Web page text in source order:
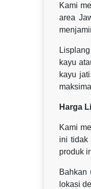
Kami
area
kayu
kayu
Harga
Kami
ini tidak
produk
Bahkan
lokasi